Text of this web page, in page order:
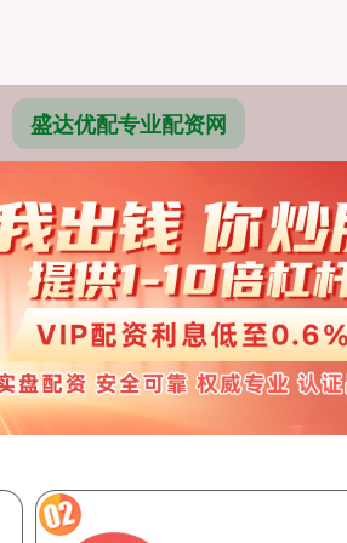
盛达优配专业配资网